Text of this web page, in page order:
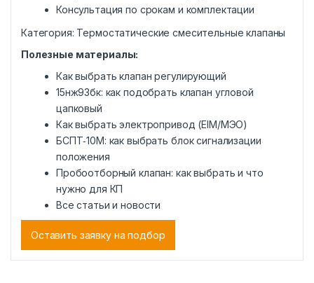
Консультация по срокам и комплектации
Категория: Термостатические смесительные клапаны
Полезные материалы:
Как выбрать клапан регулирующий
15нж93бк: как подобрать клапан угловой
цапковый
Как выбрать электропривод (EIM/МЭО)
БСПТ‑10М: как выбрать блок сигнализации
положения
Пробоотборный клапан: как выбрать и что
нужно для КП
Все статьи и новости
Оставить заявку на подбор